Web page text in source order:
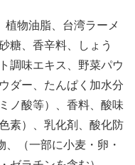
物油脂、台湾ラーメ
糖、香辛料、しょう
調味エキス、野菜パウ
ダー、たんぱく加水分
ノ酸等）、香料、酸味
素）、乳化剤、酸化防
、（一部に小麦・卵・